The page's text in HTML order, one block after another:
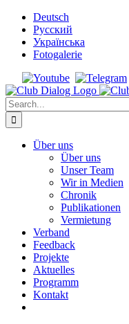
Skip
content
Deutsch
Русский
Українська
Fotogalerie
Search
for:
Über uns
Über uns
Unser Team
Wir in Medien
Chronik
Publikationen
Vermietung
Verband
Feedback
Projekte
Aktuelles
Programm
Kontakt